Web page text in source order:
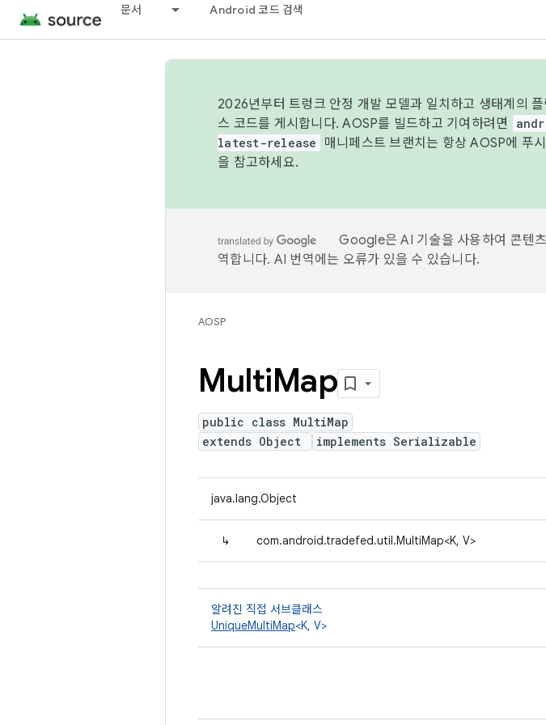
문서 Android 코드 검색
2026년부터 트렁크 안정 개발 모델과 일치하고 생태계의
스 코드를 게시합니다. AOSP를 빌드하고 기여하려면
latest-release
매니페스트 브랜치는 항상 AOSP에 푸
을 참고하세요.
Google은 AI 기술을 사용하여 콘텐
역합니다. AI 번역에는 오류가 있을 수 있습니다.
AOSP
MultiMap
public class MultiMap
extends Object
implements Serializable
java.lang.Object
↳ com.android.tradefed.util.MultiMap<K, V>
알려진 직접 서브클래스
UniqueMultiMap<K, V>